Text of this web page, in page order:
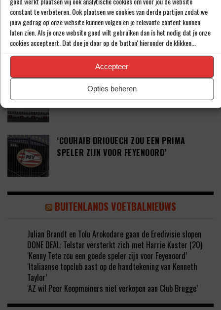
constant te verbeteren. Ook plaatsen we cookies van derde partijen zodat we
jouw gedrag op onze website kunnen volgen en je relevante content kunnen
laten zien. Als je onze website goed wilt gebruiken dan is het nodig dat je onze
cookies accepteert. Dat doe je door op de 'button' hieronder de klikken...
Accepteer
Opties beheren
‘PSV WIL ZICH GAAN VERSTERKEN MET 29-
JARIGE ADAMA CAMARA’
JOEL DROMMEL (29) TEKENT VOOR VIER
JAAR BIJ FC TWENTE
‘COUHAIB DRIOUECH ZOU EEN PRIMA
SPELER ZIJN VOOR FEYENOORD’
BUITENLANDS VOETBALNIEUWS
Julian Brandt en Tolu Arokodare gaan de Eredivisie slopen
DONE DEAL: Telstar versterkt zich met Harrie Kuster (20)
‘Kenny Tete zou een goede speler zijn voor Feyenoord’
‘Italiaanse topclub aast op de handtekening van Kenneth
Taylor’
‘AZ wil Peer Koopmeiners niet verkopen aan Club Brugge’